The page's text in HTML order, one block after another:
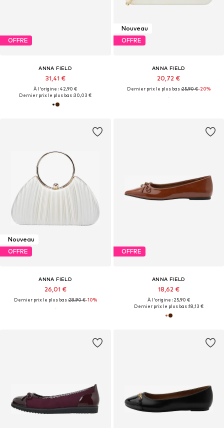
OFFRE
ANNA FIELD
31,41 €
À l'origine : 42,90 €
Dernier prix le plus bas :30,03 €
Nouveau
OFFRE
ANNA FIELD
20,72 €
Dernier prix le plus bas :25,90 €-20%
Nouveau
OFFRE
ANNA FIELD
26,01 €
Dernier prix le plus bas :28,90 €-10%
OFFRE
ANNA FIELD
18,62 €
À l'origine : 25,90 €
Dernier prix le plus bas :18,13 €